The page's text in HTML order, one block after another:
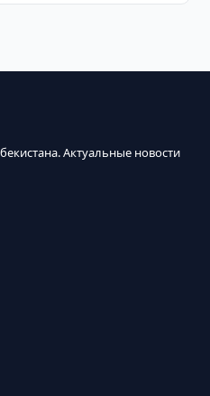
Актуальные новости